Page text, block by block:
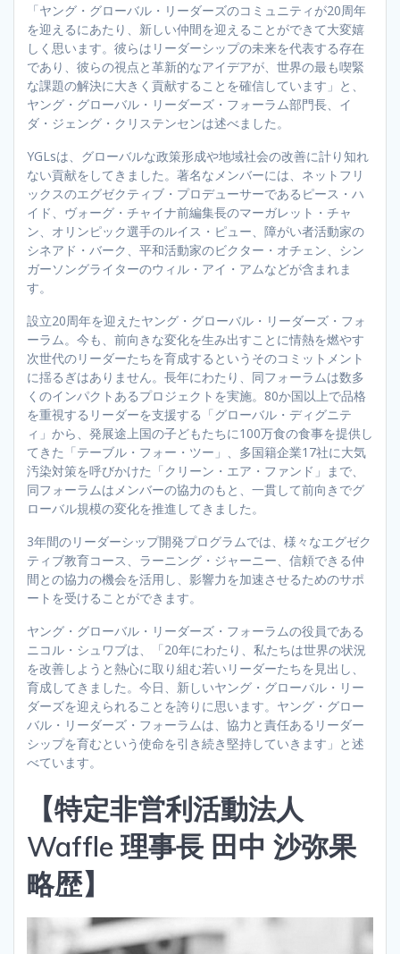
「ヤング・グローバル・リーダーズのコミュニティが20周年
を迎えるにあたり、新しい仲間を迎えることができて大変嬉
しく思います。彼らはリーダーシップの未来を代表する存在
であり、彼らの視点と革新的なアイデアが、世界の最も喫緊
な課題の解決に大きく貢献することを確信しています」と、
ヤング・グローバル・リーダーズ・フォーラム部門長、イ
ダ・ジェング・クリステンセンは述べました。
YGLsは、グローバルな政策形成や地域社会の改善に計り知れ
ない貢献をしてきました。著名なメンバーには、ネットフリ
ックスのエグゼクティブ・プロデューサーであるピース・ハ
イド、ヴォーグ・チャイナ前編集長のマーガレット・チャ
ン、オリンピック選手のルイス・ピュー、障がい者活動家の
シネアド・バーク、平和活動家のビクター・オチェン、シン
ガーソングライターのウィル・アイ・アムなどが含まれま
す。
設立20周年を迎えたヤング・グローバル・リーダーズ・フォ
ーラム。今も、前向きな変化を生み出すことに情熱を燃やす
次世代のリーダーたちを育成するというそのコミットメント
に揺るぎはありません。長年にわたり、同フォーラムは数多
くのインパクトあるプロジェクトを実施。80か国以上で品格
を重視するリーダーを支援する「グローバル・ディグニテ
ィ」から、発展途上国の子どもたちに100万食の食事を提供し
てきた「テーブル・フォー・ツー」、多国籍企業17社に大気
汚染対策を呼びかけた「クリーン・エア・ファンド」まで、
同フォーラムはメンバーの協力のもと、一貫して前向きでグ
ローバル規模の変化を推進してきました。
3年間のリーダーシップ開発プログラムでは、様々なエグゼク
ティブ教育コース、ラーニング・ジャーニー、信頼できる仲
間との協力の機会を活用し、影響力を加速させるためのサポ
ートを受けることができます。
ヤング・グローバル・リーダーズ・フォーラムの役員である
ニコル・シュワブは、「20年にわたり、私たちは世界の状況
を改善しようと熱心に取り組む若いリーダーたちを見出し、
育成してきました。今日、新しいヤング・グローバル・リー
ダーズを迎えられることを誇りに思います。ヤング・グロー
バル・リーダーズ・フォーラムは、協力と責任あるリーダー
シップを育むという使命を引き続き堅持していきます」と述
べています。
【特定非営利活動法人
Waffle 理事長 田中 沙弥果
略歴】